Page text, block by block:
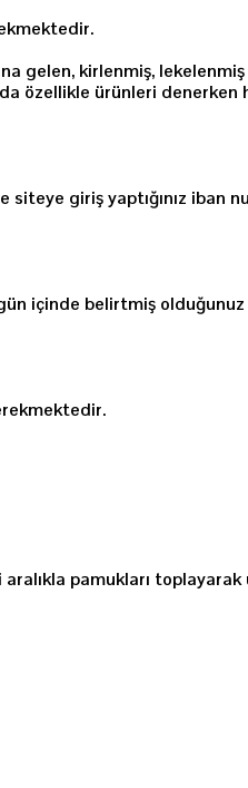
gelen, kirlenmiş,
özellikle ürünleri
giriş yaptığınız iban
içinde belirtmiş
pamukları